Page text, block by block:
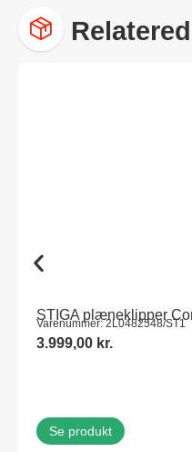
STIGA plæneklipper
Varenummer: 2L0482548/ST1
3.999,00 kr.
Se produkt